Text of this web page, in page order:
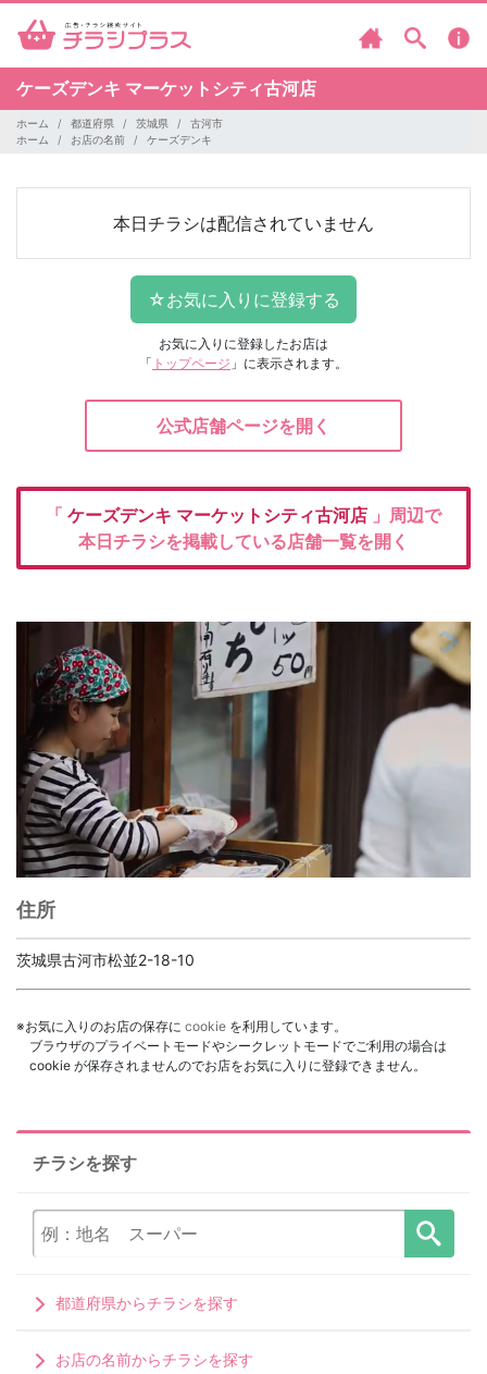
ケーズデンキ マーケットシティ古河店
ホーム 都道府県 茨城県
古河市
ホーム
お店の名前 ケーズデンキ
本日チラシは配信されていません
お気に入りに登録したお店は
「 トップページ 」に表示されます。
公式店舗ページを開く
「 ケーズデンキ マーケットシティ古河店 」周辺で
本日チラシを掲載している店舗一覧を開く
住所
茨城県古河市松並2-18-10
※お気に入りのお店の保存に cookie を利用しています。
ブラウザのプライベートモードやシークレットモードでご利用の場合は
cookie が保存されませんのでお店をお気に入りに登録できません。
チラシを探す
都道府県からチラシを探す
お店の名前からチラシを探す